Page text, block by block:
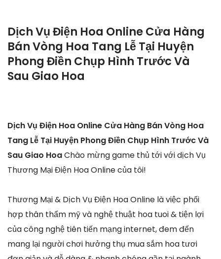
Dịch Vụ Điện Hoa Online Cửa Hàng
Bán Vòng Hoa Tang Lễ Tại Huyện
Phong Điền Chụp Hình Trước Và
Sau Giao Hoa
Dịch Vụ Điện Hoa Online Cửa Hàng Bán Vòng Hoa
Tang Lễ Tại Huyện Phong Điền Chụp Hình Trước Và
Sau Giao HoaChào mừng game thủ tới với dịch Vụ
Thương Mại Điện Hoa Online của tôi!
Thương Mại & Dịch Vụ Điện Hoa Online là việc phối
hợp thân thẩm mỹ và nghệ thuật hoa tuoi & tiện lợi
của công nghệ tiên tiến mạng internet, đem đến
mang lại người chơi hưởng thụ mua sắm hoa tươi